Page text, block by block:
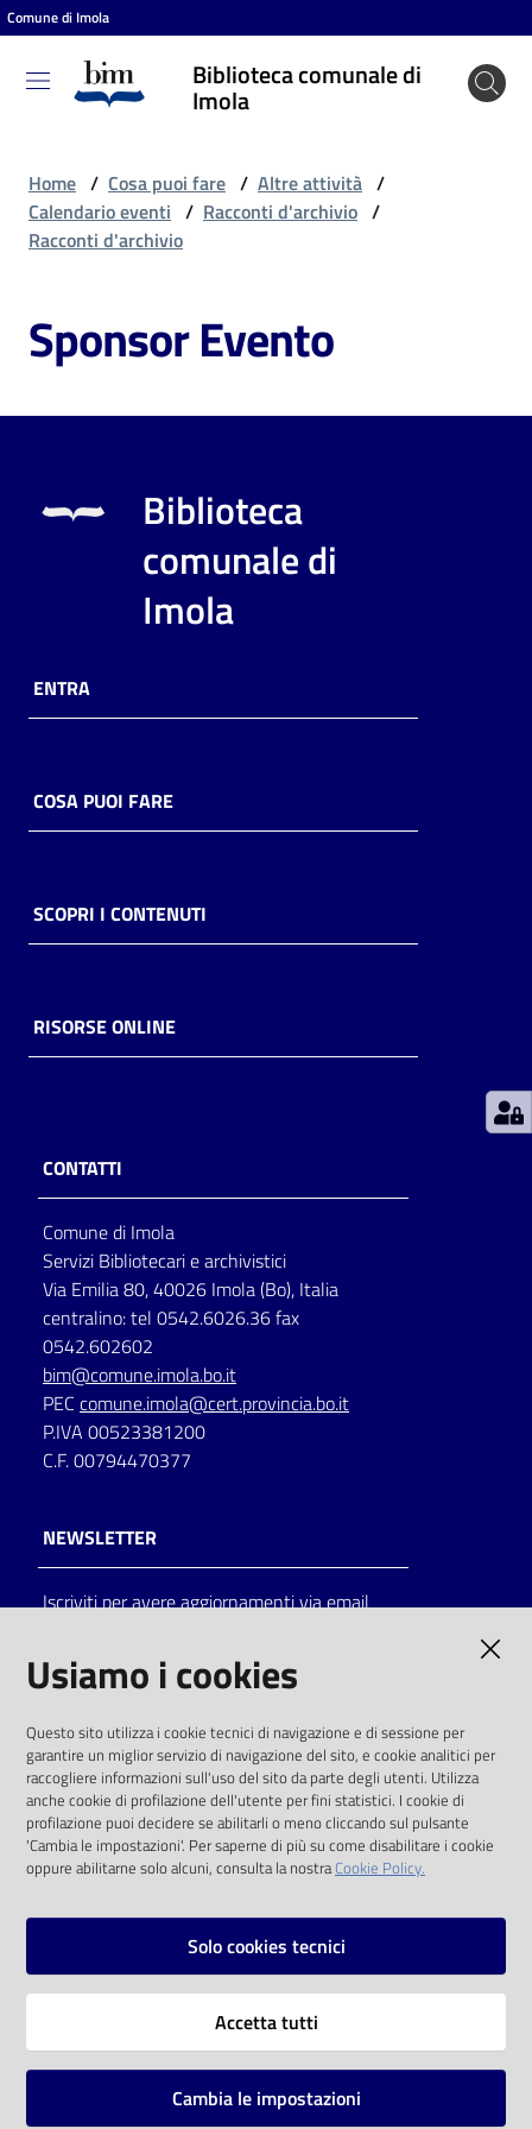
Vai al contenuto
Vai alla navigazione
Vai al footer
Comune di Imola
Biblioteca comunale di
Imola
Biblioteca
comunale
Cosa
fare
Scopri
online
Piani
Decentrate
Seguici
su
on line
Eventi
Chiedi al
bibliotecario
Avvisi
Home / Cosa puoi fare / Altre attività /
Calendario eventi / Racconti d'archivio /
Racconti d'archivio
Sponsor Evento
Biblioteca
comunale di
Imola
ENTRA
COSA PUOI FARE
SCOPRI I CONTENUTI
RISORSE ONLINE
CONTATTI
Comune di Imola
Servizi Bibliotecari e archivistici
Via Emilia 80, 40026 Imola (Bo), Italia
centralino: tel 0542.6026.36 fax
0542.602602
bim@comune.imola.bo.it
PEC comune.imola@cert.provincia.bo.it
P.IVA 00523381200
C.F. 00794470377
NEWSLETTER
Iscriviti per avere aggiornamenti via email
solo alle condizioni previste dalla direttiva
comunitaria 2003/98/CE e dal d.lgs. 36/2006
SOCIAL
Instagram
Vai alla pagina
Usiamo i cookies
Questo sito utilizza i cookie tecnici di navigazione e di sessione per
garantire un miglior servizio di navigazione del sito, e cookie analitici per
raccogliere informazioni sull'uso del sito da parte degli utenti. Utilizza
anche cookie di profilazione dell'utente per fini statistici. I cookie di
profilazione puoi decidere se abilitarli o meno cliccando sul pulsante
'Cambia le impostazioni'. Per saperne di più su come disabilitare i cookie
oppure abilitarne solo alcuni, consulta la nostraCookie Policy.
Solo cookies tecnici
Accetta tutti
Cambia le impostazioni